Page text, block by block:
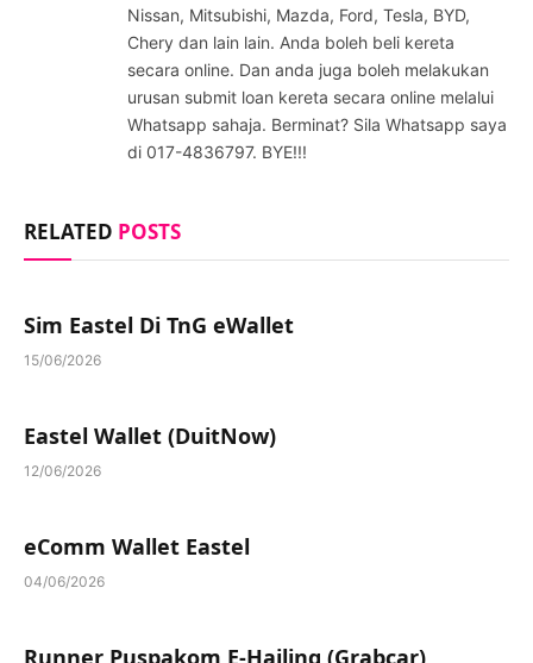
Nissan, Mitsubishi, Mazda, Ford, Tesla, BYD,
Chery dan lain lain. Anda boleh beli kereta
secara online. Dan anda juga boleh melakukan
urusan submit loan kereta secara online melalui
Whatsapp sahaja. Berminat? Sila Whatsapp saya
di 017-4836797. BYE!!!
RELATED POSTS
Sim Eastel Di TnG eWallet
15/06/2026
Eastel Wallet (DuitNow)
12/06/2026
eComm Wallet Eastel
04/06/2026
Runner Puspakom E-Hailing (Grabcar)